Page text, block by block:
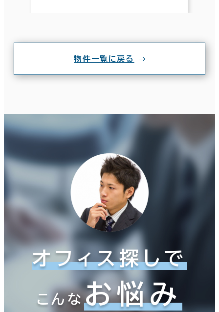
物件一覧に戻る
オフィス探しで
こんなお悩み